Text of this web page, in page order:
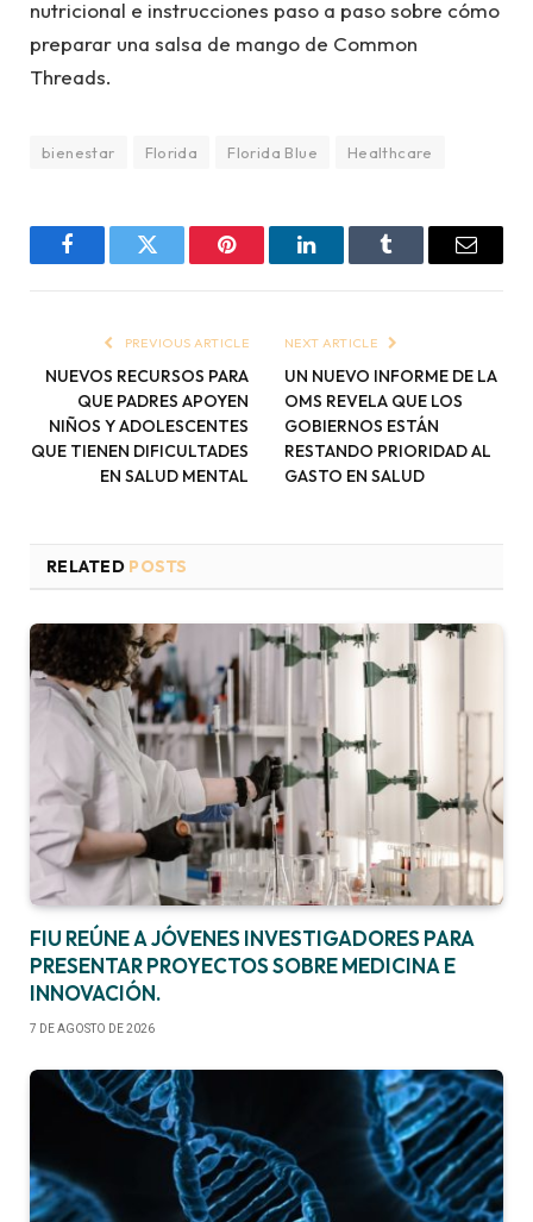
nutricional e instrucciones paso a paso sobre cómo
preparar una salsa de mango de Common
Threads.
bienestar Florida Florida Blue Healthcare
FacebookTwitter Pinterest LinkedInTumblr Email
PREVIOUS ARTICLE
NUEVOS RECURSOS PARA
QUE PADRES APOYEN
NIÑOS Y ADOLESCENTES
QUE TIENEN DIFICULTADES
EN SALUD MENTAL
NEXT ARTICLE
UN NUEVO INFORME DE LA
OMS REVELA QUE LOS
GOBIERNOS ESTÁN
RESTANDO PRIORIDAD AL
GASTO EN SALUD
RELATED POSTS
FIU REÚNE A JÓVENES INVESTIGADORES PARA
PRESENTAR PROYECTOS SOBRE MEDICINA E
INNOVACIÓN.
7 DE AGOSTO DE 2026